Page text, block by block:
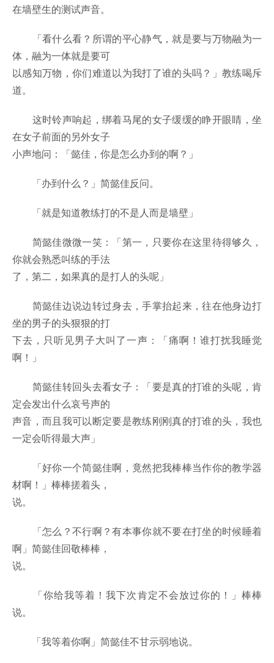
在墙壁生的测试声音。
「看什么看？所谓的平心静气，就是要与万物融为一
体，融为一体就是要可
以感知万物，你们难道以为我打了谁的头吗？」教练喝斥
道。
这时铃声响起，绑着马尾的女子缓缓的睁开眼睛，坐
在女子前面的另外女子
小声地问：「懿佳，你是怎么办到的啊？」
「办到什么？」简懿佳反问。
「就是知道教练打的不是人而是墙壁」
简懿佳微微一笑：「第一，只要你在这里待得够久，
你就会熟悉叫练的手法
了，第二，如果真的是打人的头呢」
简懿佳边说边转过身去，手掌抬起来，往在他身边打
坐的男子的头狠狠的打
下去，只听见男子大叫了一声：「痛啊！谁打扰我睡觉
啊！」
简懿佳转回头去看女子：「要是真的打谁的头呢，肯
定会发出什么哀号声的
声音，而且我可以断定要是教练刚刚真的打谁的头，我也
一定会听得最大声」
「好你一个简懿佳啊，竟然把我棒棒当作你的教学器
材啊！」棒棒搓着头，
说。
「怎么？不行啊？有本事你就不要在打坐的时候睡着
啊」简懿佳回敬棒棒，
说。
「你给我等着！我下次肯定不会放过你的！」棒棒
说。
「我等着你啊」简懿佳不甘示弱地说。